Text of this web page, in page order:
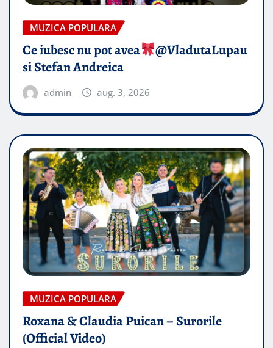
MUZICA POPULARA
Ce iubesc nu pot avea
​@VladutaLupau
si Stefan Andreica
admin aug. 3, 2026
MUZICA POPULARA
Roxana & Claudia Puican – Surorile
(Official Video)